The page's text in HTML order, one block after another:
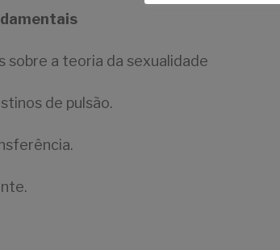
sobre a teoria da sexualidade
de pulsão.